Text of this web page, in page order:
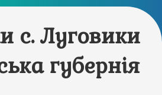
с. Луговики
губернія